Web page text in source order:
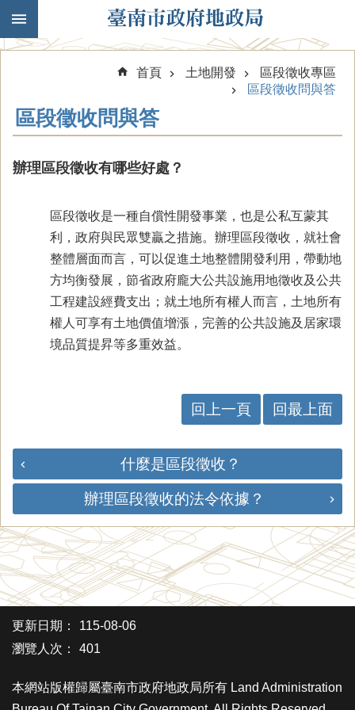
跳到主要內容區塊
首頁 土地開發
區段徵收專區
區段徵收問與答
區段徵收問與答
辦理區段徵收有哪些好處？
區段徵收是一種自償性開發事業，也是公私互蒙其
利，政府與民眾雙贏之措施。辦理區段徵收，就社會
整體層面而言，可以促進土地整體開發利用，帶動地
方均衡發展，節省政府龐大公共設施用地徵收及公共
工程建設經費支出；就土地所有權人而言，土地所有
權人可享有土地價值增漲，完善的公共設施及居家環
境品質提昇等多重效益。
回上一頁 回最上面
什麼是區段徵收？
辦理區段徵收的法令依據？
更新日期：
115-08-06
瀏覽人次：
401
本網站版權歸屬臺南市政府地政局所有 Land Administration